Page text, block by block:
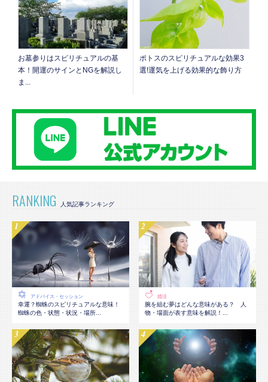
お墓参りはスピリチュアルの基
本！開運のサインとNGを解説し
ま...
ポトスのスピリチュアルな効果3
選!運気を上げる効果的な飾り方
RANKING
アドバイス・セッション
幸運？蜘蛛のスピリチュアルな意味！
蜘蛛の色・状態・状況・場所...
婚活
腕を組む夢はどんな意味がある？ 人
物・場面が表す意味を解説！...